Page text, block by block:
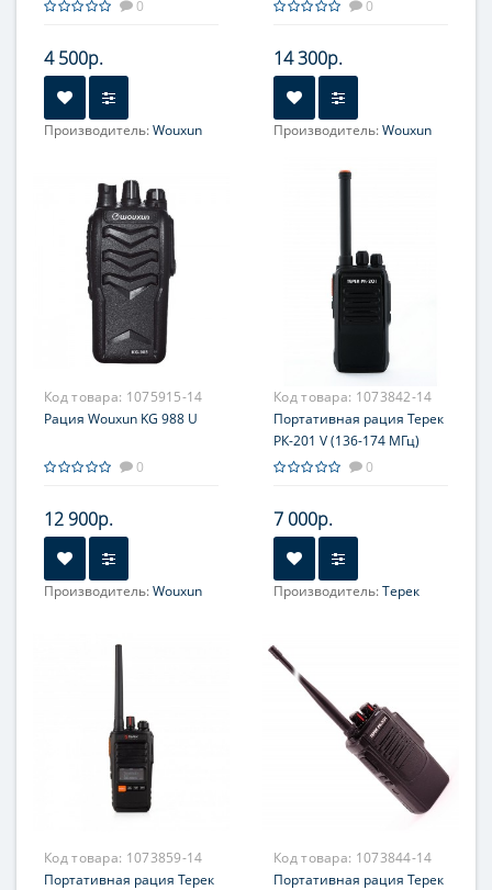
0
4 500р.
Производитель:Wouxun
0
14 300р.
Производитель:Wouxun
Код товара: 1075915-14
Рация Wouxun KG 988 U
0
12 900р.
Производитель:Wouxun
Код товара: 1073842-14
Портативная рация Терек
РК-201 V (136-174 МГц)
0
7 000р.
Производитель:Терек
Код товара: 1073859-14
Портативная рация Терек
Код товара: 1073844-14
Портативная рация Терек